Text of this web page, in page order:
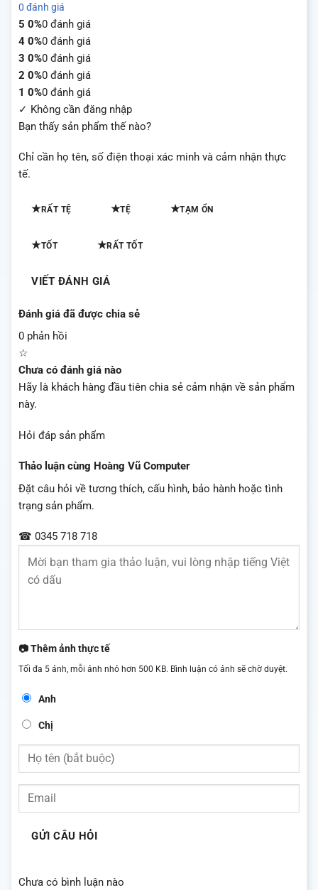
0 đánh giá
5 0%0 đánh giá
4 0%0 đánh giá
3 0%0 đánh giá
2 0%0 đánh giá
1 0%0 đánh giá
✓ Không cần đăng nhập
Bạn thấy sản phẩm thế nào?
Chỉ cần họ tên, số điện thoại xác minh và cảm nhận thực
tế.
★RẤT TỆ ★TỆ ★TẠM ỔN
★TỐT ★RẤT TỐT
VIẾT ĐÁNH GIÁ
Đánh giá đã được chia sẻ
0 phản hồi
☆
Chưa có đánh giá nào
Hãy là khách hàng đầu tiên chia sẻ cảm nhận về sản phẩm
này.
Hỏi đáp sản phẩm
Thảo luận cùng Hoàng Vũ Computer
Đặt câu hỏi về tương thích, cấu hình, bảo hành hoặc tình
trạng sản phẩm.
☎ 0345 718 718
📷 Thêm ảnh thực tế
Tối đa 5 ảnh, mỗi ảnh nhỏ hơn 500 KB. Bình luận có ảnh sẽ chờ duyệt.
Anh
Chị
GỬI CÂU HỎI
Chưa có bình luận nào